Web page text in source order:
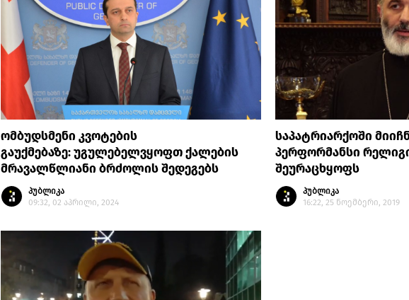
ომბუდსმენი კვოტების
გაუქმებაზე: უგულებელვყოფთ ქალების
მრავალწლიანი ბრძოლის შედეგებს
პუბლიკა
09:32, 02 აპრილი, 2024
საპატრიარქოში
პერფორმანსი
შეურაცხყოფს
პუბლიკა
16:22, 25 ნოემბერი, 2019